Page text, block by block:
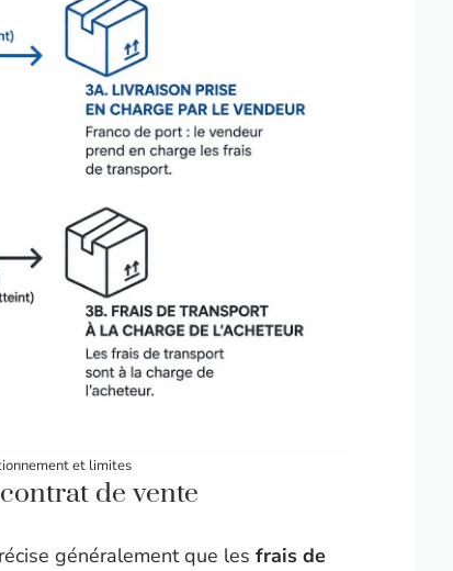
et limites
de vente
généralement que lesfrais de